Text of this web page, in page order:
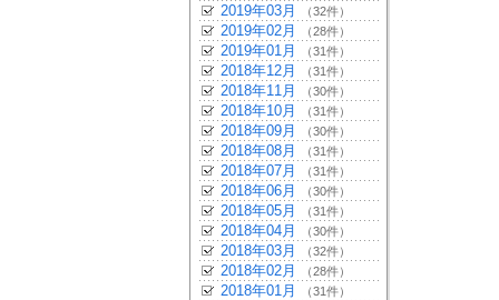
2019年03月 （32件）
2019年02月 （28件）
2019年01月 （31件）
2018年12月 （31件）
2018年11月 （30件）
2018年10月 （31件）
2018年09月 （30件）
2018年08月 （31件）
2018年07月 （31件）
2018年06月 （30件）
2018年05月 （31件）
2018年04月 （30件）
2018年03月 （32件）
2018年02月 （28件）
2018年01月 （31件）